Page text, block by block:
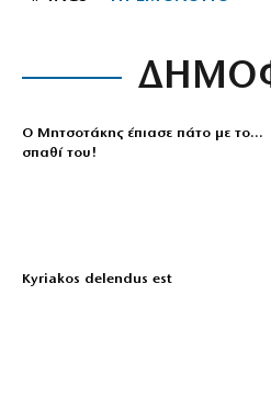
Ο Μητσοτάκης έπιασε πάτο με το…
σπαθί του!
Kyriakos delendus est